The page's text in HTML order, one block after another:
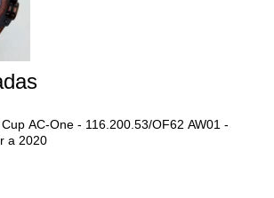
AC-One - 116.200.53/OF62 AW01 -
a 2020